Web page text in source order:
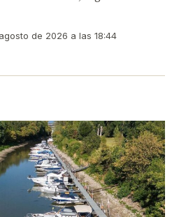
de 2026 a las 18:44